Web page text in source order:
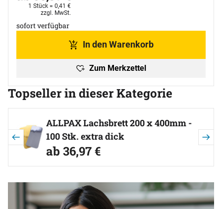
1 Stück = 0,41 €
Steuerhinweis:
zzgl. MwSt.
sofort verfügbar
In den Warenkorb
Zum Merkzettel
Topseller in dieser Kategorie
Artikel überspringen
ALLPAX Lachsbrett 200 x 400mm -
100 Stk. extra dick
ab:
ab 36,97€